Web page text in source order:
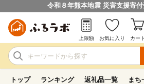
令和８年熊本地震 災害支援寄
上限額 お気に入り カート
トップ ランキング 返礼品一覧 まち